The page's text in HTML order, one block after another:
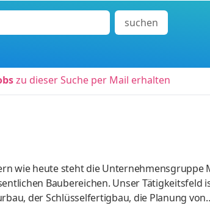
suchen
zu dieser Suche per Mail erhalten
wie heute steht die Unternehmensgruppe
Baubereichen. Unser Tätigkeitsfeld
der Schlüsselfertigbau, die Planung von